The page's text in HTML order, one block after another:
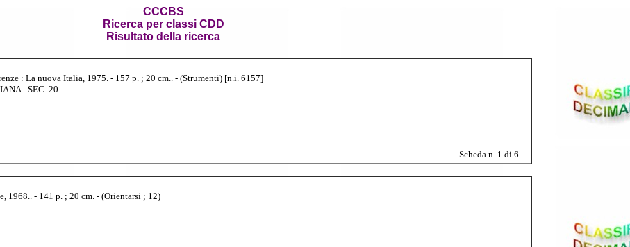
CCCBS
Ricerca per classi CDD
Risultato della ricerca
: La nuova Italia, 1975. - 157 p. ; 20 cm.. - (Strumenti) [n.i. 6157]
- SEC. 20.
Scheda n. 1 di 6
1968.. - 141 p. ; 20 cm. - (Orientarsi ; 12)